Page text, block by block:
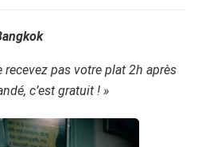
recevez pas votre plat 2h après
c’est gratuit ! »